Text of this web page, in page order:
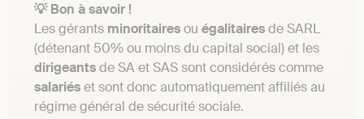
💡 Bon à savoir !
Les gérants minoritairesou égalitairesde SARL
(détenant 50% ou moins du capital social) et les
dirigeantsde SA et SAS sont considérés comme
salariéset sont donc automatiquement affiliés au
régime général de sécurité sociale.